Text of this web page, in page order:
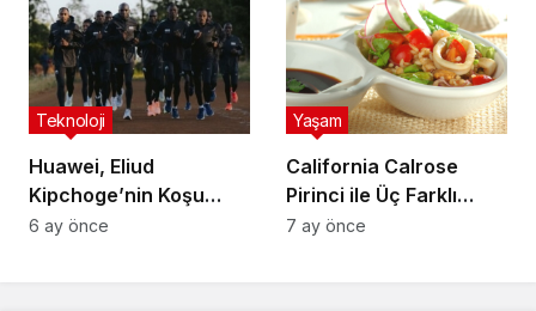
Topluyor
Huawei, Eliud
Kipchoge’nin Koşu
Takımıyla Teknoloji
Teknoloji
6 ay önce
California Calrose
Pirinci ile Üç Farklı
Yemek Tarifi Önerisi
Yaşam
7 ay önce